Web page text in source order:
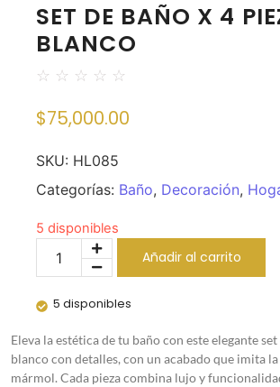
SET DE BAÑO X 4
BLANCO
☆ ☆ ☆ ☆ ☆
$75,000.00
SKU: HL085
Categorías: Baño, Decoración,
5 disponibles
Añadir al carrito
5 disponibles
Eleva la estética de tu baño con este elegante set
blanco con detalles, con un acabado que imita
mármol. Cada pieza combina lujo y